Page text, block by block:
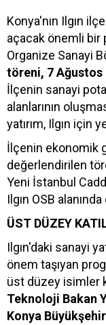
Konya'nın Ilgın
açacak önemli bir
Organize Sanayi
töreni, 7 Ağustos
İlçenin sanayi
alanlarının
yatırım, Ilgın için
İlçenin ekonomik
değerlendirilen
Yeni İstanbul
Ilgın OSB
ÜST DÜZEY
Ilgın'daki sanayi
önem taşıyan
üst düzey isimler
Teknoloji Bakan
Konya